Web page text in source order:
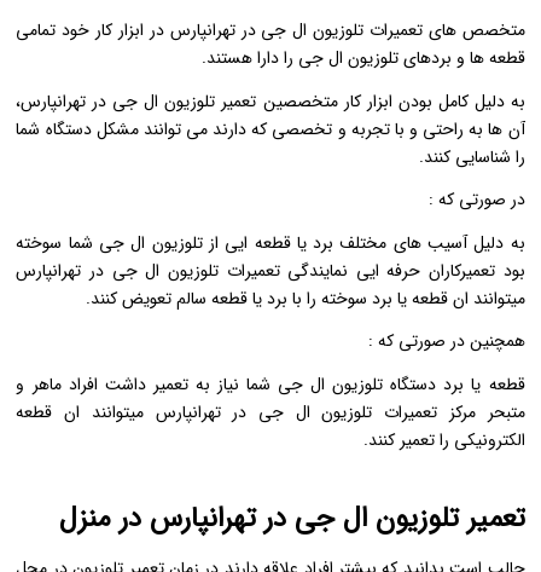
متخصص های تعمیرات تلوزیون ال جی در تهرانپارس در ابزار کار خود تمامی
قطعه ها و بردهای تلوزیون ال جی را دارا هستند.
به دلیل کامل بودن ابزار کار متخصصین تعمیر تلوزیون ال جی در تهرانپارس،
آن ها به راحتی و با تجربه و تخصصی که دارند می توانند مشکل دستگاه شما
را شناسایی کنند.
در صورتی که :
به دلیل آسیب های مختلف برد یا قطعه ایی از تلوزیون ال جی شما سوخته
بود تعمیرکاران حرفه ایی نمایندگی تعمیرات تلوزیون ال جی در تهرانپارس
میتوانند ان قطعه یا برد سوخته را با برد یا قطعه سالم تعویض کنند.
همچنین در صورتی که :
قطعه یا برد دستگاه تلوزیون ال جی شما نیاز به تعمیر داشت افراد ماهر و
متبحر مرکز تعمیرات تلوزیون ال جی در تهرانپارس میتوانند ان قطعه
الکترونیکی را تعمیر کنند.
تعمیر تلوزیون ال جی در تهرانپارس در منزل